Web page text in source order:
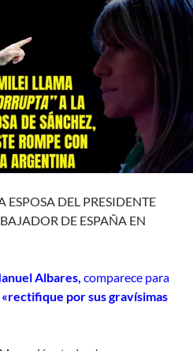
DEL PRESIDENTE
DE ESPAÑA EN
Albares, comparece para
«rectifique por sus gravísimas